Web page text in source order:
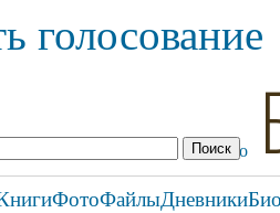
голосование
ФотоФайлыДневники